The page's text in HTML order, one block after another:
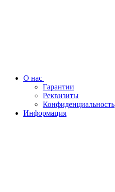
О нас
Гарантии
Реквизиты
Конфиденциальность
Информация